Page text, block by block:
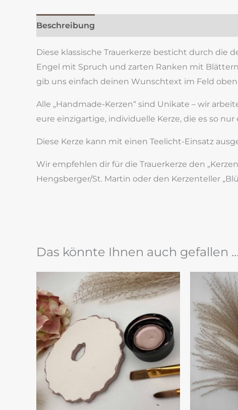
Beschreibung
Diese klassische Trauerkerze besticht durch
Engel mit Spruch und zarten Ranken mit
gib uns einfach deinen Wunschtext im Feld
Alle „Handmade-Kerzen“ sind Unikate – wir
eure einzigartige, individuelle Kerze, die es so
Diese Kerze kann mit einen Teelicht-Einsatz
Wir empfehlen dir für die Trauerkerze den
Hengsberger/St. Martin oder den Kerzenteller
Das könnte Ihnen auch gefallen …